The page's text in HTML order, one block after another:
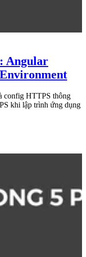
Angular
config HTTPS thông
khi lập trình ứng dụng